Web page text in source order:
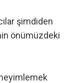
şimdiden
önümüzdeki